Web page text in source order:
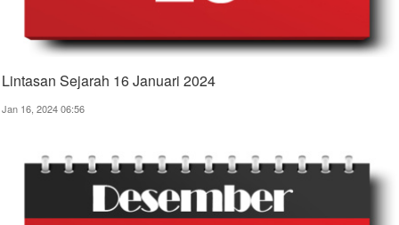
Lintasan Sejarah 16 Januari 2024
Jan 16, 2024 06:56